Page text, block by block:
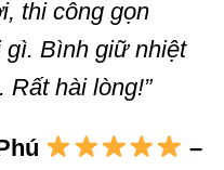
thi công gọn
gì. Bình giữ nhiệt
hài lòng!”
–